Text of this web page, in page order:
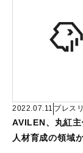
2022.07.11 プレス
AVILEN、丸紅
人材育成の領域